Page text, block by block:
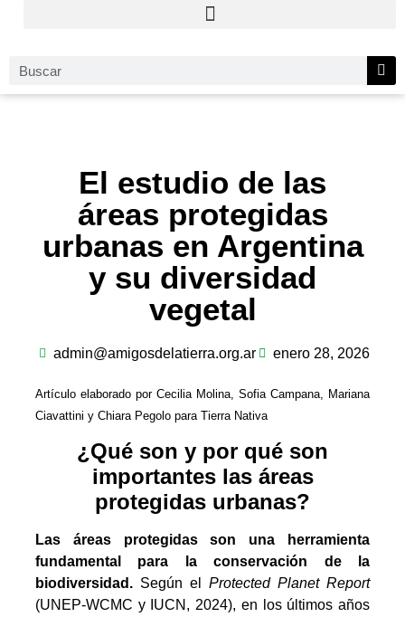
El estudio de las
áreas protegidas
urbanas en Argentina
y su diversidad
vegetal
admin@amigosdelatierra.org.ar enero 28, 2026
Artículo elaborado por Cecilia Molina, Sofia Campana, Mariana
Ciavattini y Chiara Pegolo para Tierra Nativa
¿Qué son y por qué son
importantes las áreas
protegidas urbanas?
Las áreas protegidas son una herramienta
fundamental para la conservación de la
biodiversidad.Según el
Protected Planet Report
(UNEP-WCMC y IUCN, 2024), en los últimos años